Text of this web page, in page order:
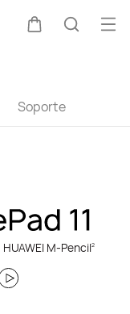
Soporte
HUAWEI M-Pencil2